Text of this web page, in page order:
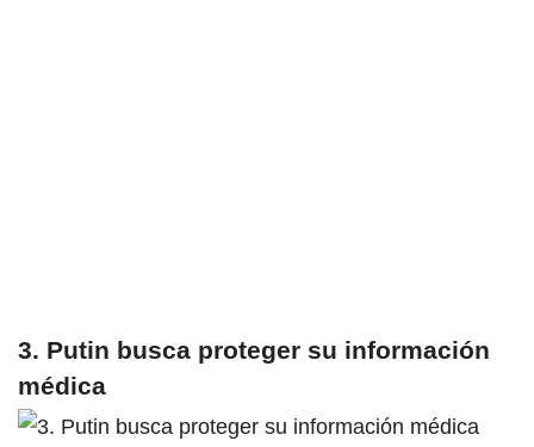
3. Putin busca proteger su información
médica